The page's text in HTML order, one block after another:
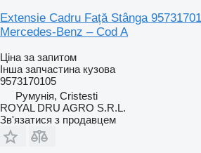
Extensie Cadru Față Stânga
Mercedes-Benz – Cod A
Ціна за запитом
Інша запчастина кузова
9573170105
Румунія, Cristesti
ROYAL DRU AGRO S.R.L.
Зв'язатися з продавцем